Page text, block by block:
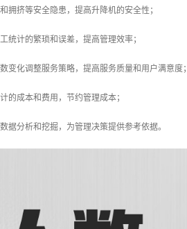
拥挤等安全隐患，提高升降机的安全性；
统计的繁琐和误差，提高管理效率；
化调整服务策略，提高服务质量和用户满意度；
的成本和费用，节约管理成本；
据分析和挖掘，为管理决策提供参考依据。